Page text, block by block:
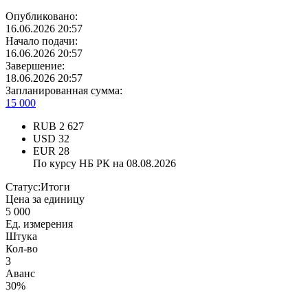
Опубликовано:
16.06.2026 20:57
Начало подачи:
16.06.2026 20:57
Завершение:
18.06.2026 20:57
Запланированная сумма:
15 000
RUB 2 627
USD 32
EUR 28
По курсу НБ РК на 08.08.2026
Статус:Итоги
Цена за единицу
5 000
Ед. измерения
Штука
Кол-во
3
Аванс
30%